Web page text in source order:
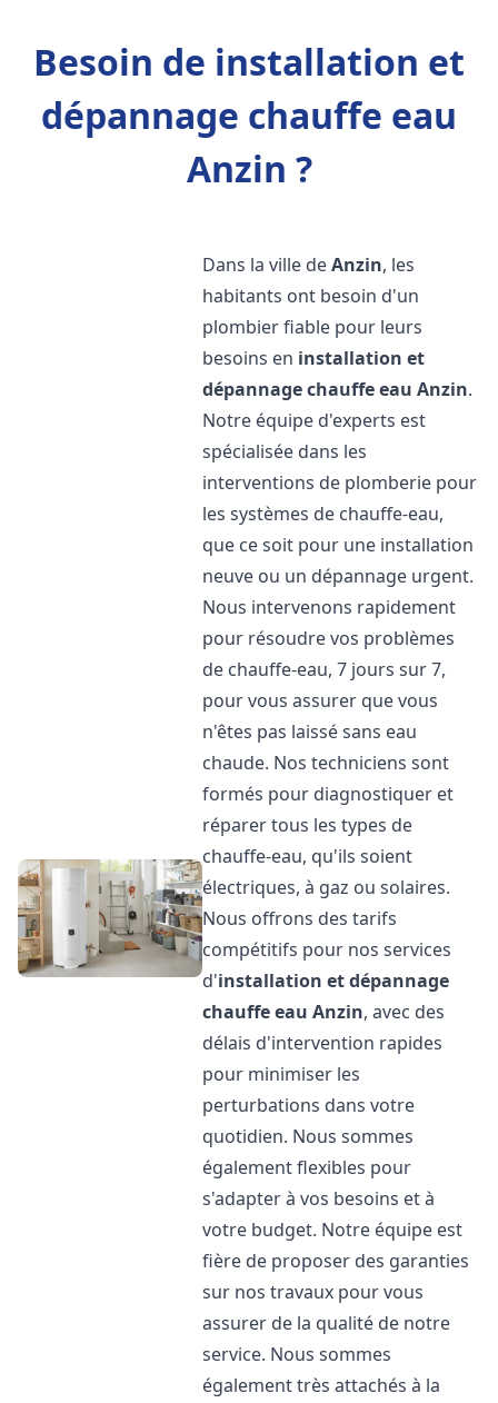
Besoin de installation et
dépannage chauffe eau
Anzin ?
Dans la ville deAnzin, les
habitants ont besoin d'un
plombier fiable pour leurs
besoins en installation et
dépannage chauffe eau Anzin.
Notre équipe d'experts est
spécialisée dans les
interventions de plomberie pour
les systèmes de chauffe-eau,
que ce soit pour une installation
neuve ou un dépannage urgent.
Nous intervenons rapidement
pour résoudre vos problèmes
de chauffe-eau, 7 jours sur 7,
pour vous assurer que vous
n'êtes pas laissé sans eau
chaude. Nos techniciens sont
formés pour diagnostiquer et
réparer tous les types de
chauffe-eau, qu'ils soient
électriques, à gaz ou solaires.
Nous offrons des tarifs
compétitifs pour nos services
d'installation et dépannage
chauffe eau Anzin, avec des
délais d'intervention rapides
pour minimiser les
perturbations dans votre
quotidien. Nous sommes
également flexibles pour
s'adapter à vos besoins et à
votre budget. Notre équipe est
fière de proposer des garanties
sur nos travaux pour vous
assurer de la qualité de notre
service. Nous sommes
également très attachés à la